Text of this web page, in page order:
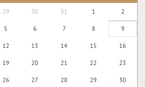
29 30 31 1 2
5 6 7 8 9
12 13 14 15 16
19 20 21 22 23
26 27 28 29 30